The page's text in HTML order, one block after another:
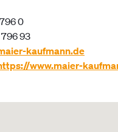
0
93
kaufmann.de
www.maier-